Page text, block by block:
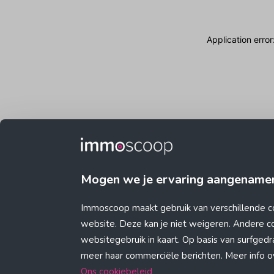
Mogen we je ervaring
Immoscoop maakt gebruik van verschillende
website. Deze kan je niet weigeren. Andere
websitegebruik in kaart. Op basis van
meer haar commerciële berichten. Meer info
Ons cookiebeleid
Application